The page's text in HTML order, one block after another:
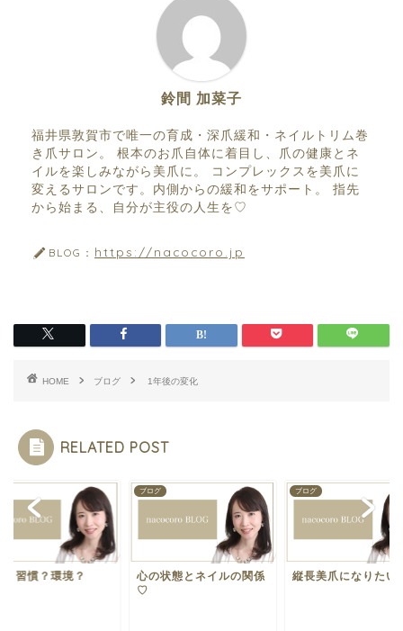
鈴間 加菜子
福井県敦賀市で唯一の育成・深爪緩和・ネイルトリム巻
き爪サロン。 根本のお爪自体に着目し、爪の健康とネ
イルを楽しみながら美爪に。 コンプレックスを美爪に
変えるサロンです。内側からの緩和をサポート。 指先
から始まる、自分が主役の人生を♡
BLOG： https://nacocoro.jp
HOME ブログ 1年後の変化
RELATED POST
？習慣？環境？
ブログ
心の状態とネイルの関係
♡
ブログ
縦長美爪になりた